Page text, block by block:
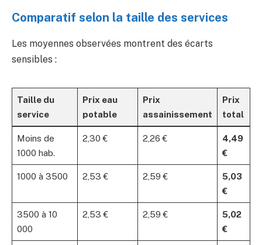
Comparatif selon la taille des services
Les moyennes observées montrent des écarts
sensibles :
Taille du
service
Prix eau
potable
Prix
assainissement
Prix
total
Moins de
1000 hab.
2,30 € 2,26 €
4,49
€
1000 à 3500 2,53 € 2,59 €
5,03
€
3500 à 10
000
2,53 € 2,59 €
5,02
€